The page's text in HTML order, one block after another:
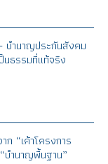
บำนาญประกันสังคม
นธรรมที่แท้จริง
“เค้าโครงการ
บำนาญพื้นฐาน”